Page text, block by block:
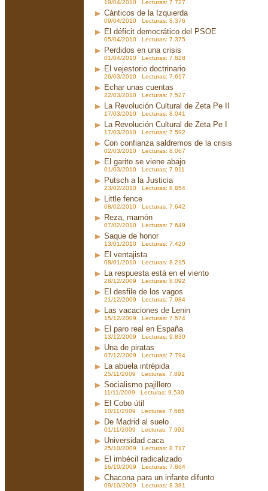
19/04/2010 Lecturas: 7.727
Cánticos de la Izquierda
09/04/2010 Lecturas: 8.376
El déficit democrático del PSOE
05/04/2010 Lecturas: 7.375
Perdidos en una crisis
01/04/2010 Lecturas: 7.828
El vejestorio doctrinario
26/03/2010 Lecturas: 7.617
Echar unas cuentas
22/03/2010 Lecturas: 7.527
La Revolución Cultural de Zeta Pe II
17/03/2010 Lecturas: 8.041
La Revolución Cultural de Zeta Pe I
17/03/2010 Lecturas: 7.592
Con confianza saldremos de la crisis
02/03/2010 Lecturas: 8.067
El garito se viene abajo
01/03/2010 Lecturas: 7.911
Putsch a la Justicia
23/02/2010 Lecturas: 8.854
Little fence
08/02/2010 Lecturas: 7.642
Reza, mamón
07/02/2010 Lecturas: 7.649
Saque de honor
13/01/2010 Lecturas: 7.420
El ventajista
08/01/2010 Lecturas: 8.215
La respuesta está en el viento
28/12/2009 Lecturas: 8.092
El desfile de los vagos
21/12/2009 Lecturas: 7.984
Las vacaciones de Lenin
15/12/2009 Lecturas: 7.574
El paro real en España
13/12/2009 Lecturas: 9.830
Una de piratas
07/12/2009 Lecturas: 7.794
La abuela intrépida
25/11/2009 Lecturas: 7.891
Socialismo pajillero
11/11/2009 Lecturas: 9.530
El Cobo útil
10/11/2009 Lecturas: 7.665
De Madrid al suelo
01/11/2009 Lecturas: 7.992
Universidad caca
25/10/2009 Lecturas: 8.717
El imbécil radicalizado
16/10/2009 Lecturas: 7.864
Chacona para un infante difunto
09/10/2009 Lecturas: 8.381